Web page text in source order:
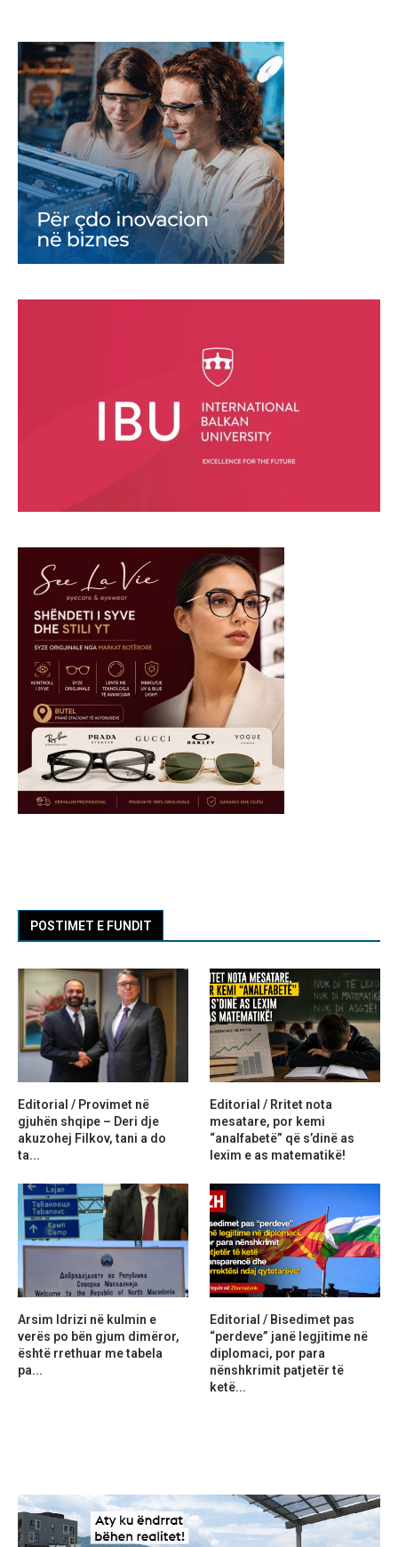
POSTIMET E FUNDIT
Editorial / Provimet në
gjuhën shqipe – Deri dje
akuzohej Filkov, tani a do
ta...
Editorial / Rritet nota
mesatare, por kemi
“analfabetë” që s’dinë as
lexim e as matematikë!
Arsim Idrizi në kulmin e
verës po bën gjum dimëror,
është rrethuar me tabela
pa...
Editorial / Bisedimet pas
“perdeve” janë legjitime në
diplomaci, por para
nënshkrimit patjetër të
ketë...